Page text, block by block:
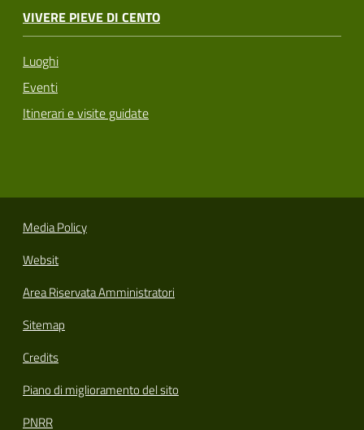
VIVERE PIEVE DI CENTO
Luoghi
Eventi
Itinerari e visite guidate
Media Policy
Websit
Area Riservata Amministratori
Sitemap
Credits
Piano di miglioramento del sito
PNRR